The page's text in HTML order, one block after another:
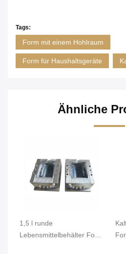
Tags:
Form mit einem Hohlraum
Form für Haushaltsgeräte
Ähnliche
1,5 l runde
Lebensmittelbehälter Form